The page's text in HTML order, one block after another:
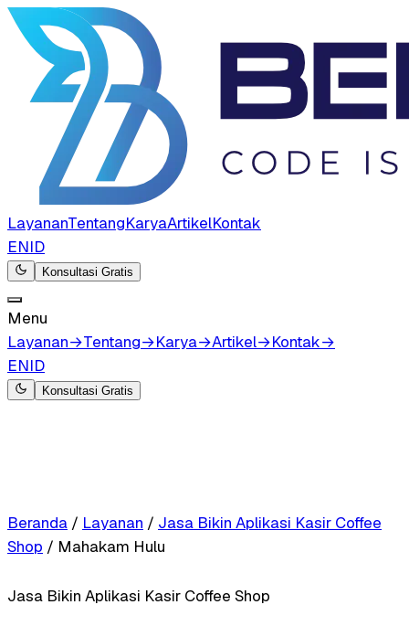
LayananTentangKaryaArtikelKontak
ENID
Konsultasi Gratis
Menu
Layanan→Tentang→Karya→Artikel→Kontak→
ENID
Konsultasi Gratis
Beranda / Layanan / Jasa Bikin Aplikasi Kasir Coffee
Shop / Mahakam Hulu
Jasa Bikin Aplikasi Kasir Coffee Shop